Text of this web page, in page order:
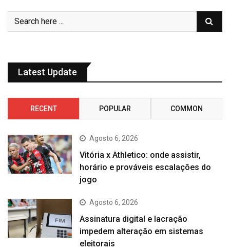
Latest Update
RECENT POPULAR COMMON
Agosto 6, 2026
Vitória x Athletico: onde assistir,
horário e prováveis escalações do
jogo
Agosto 6, 2026
Assinatura digital e lacração
impedem alteração em sistemas
eleitorais